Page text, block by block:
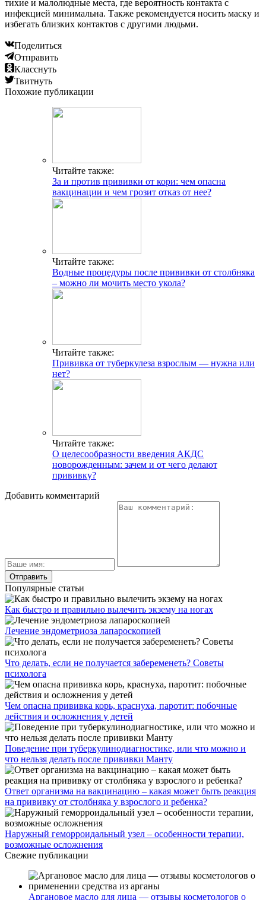
тихие и малолюдные места, где вероятность контакта с
инфекцией минимальна. Также рекомендуется носить маску и
избегать близких контактов с другими людьми.
Поделиться
Отправить
Класснуть
Твитнуть
Похожие публикации
Читайте также:
За и против прививки от кори: чем опасна
вакцинации и чем грозит отказ от нее?
Читайте также:
Водные процедуры после прививки от столбняка
– можно ли мочить место укола?
Читайте также:
Прививка от туберкулеза взрослым — нужна или
нет?
Читайте также:
О целесообразности введения АКДС
новорожденным: зачем и от чего делают
прививку?
Добавить комментарий
Популярные статьи
Как быстро и правильно вылечить экзему на ногах
Лечение эндометриоза лапароскопией
Что делать, если не получается забеременеть? Советы
психолога
Чем опасна прививка корь, краснуха, паротит: побочные
действия и осложнения у детей
Поведение при туберкулинодиагностике, или что можно и
что нельзя делать после прививки Манту
Ответ организма на вакцинацию – какая может быть реакция
на прививку от столбняка у взрослого и ребенка?
Наружный геморроидальный узел – особенности терапии,
возможные осложнения
Свежие публикации
Аргановое масло для лица — отзывы косметологов о